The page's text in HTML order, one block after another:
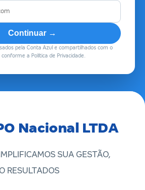
Continuar →
pela Conta Azul e compartilhados com o
a Política de Privacidade.
Nacional LTDA
SUA GESTÃO,
RESULTADOS